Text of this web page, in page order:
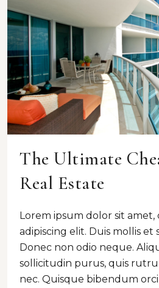
The Ultimate
Real Estate
Lorem ipsum dolor sit
adipiscing elit. Duis mollis et
Donec non odio neque.
sollicitudin purus, quis
nec. Quisque bibendum orci